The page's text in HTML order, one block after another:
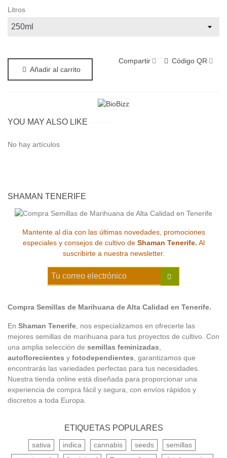
Litros
Añadir al carrito
Compartir Código QR
YOU MAY ALSO LIKE
No hay artículos
SHAMAN TENERIFE
Mantente al día con las últimas novedades, promociones
especiales y consejos de cultivo de Shaman Tenerife. Al
suscribirte a nuestra newsletter.
Compra Semillas de Marihuana de Alta Calidad en Tenerife.
En Shaman Tenerife , nos especializamos en ofrecerte las
mejores semillas de marihuana para tus proyectos de cultivo. Con
una amplia selección de semillas feminizadas
autoflorecientes y fotodependientes , garantizamos que
encontrarás las variedades perfectas para tus necesidades.
Nuestra tienda online está diseñada para proporcionar una
experiencia de compra fácil y segura, con envíos rápidos y
discretos a toda Europa.
ETIQUETAS POPULARES
sativa indica cannabis seeds
semillas